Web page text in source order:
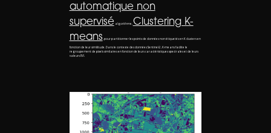
automatique non
supervisé algorithme, Clustering K-
means , pour partitionner les points de données non étiquetés en K clusters en
fonction de leur similitude. Dans le contexte des données Sentinel-2, K-means facilite le
regroupement de pixels similaires en fonction de leurs caractéristiques spectrales et de leurs
valeurs EVI.